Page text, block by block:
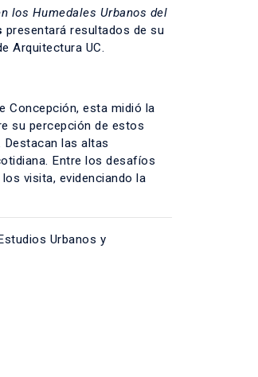
los Humedales Urbanos del
presentará resultados de su
Arquitectura UC.
Concepción, esta midió la
su percepción de estos
las altas
Entre los desafíos
visita, evidenciando la
Urbanos y